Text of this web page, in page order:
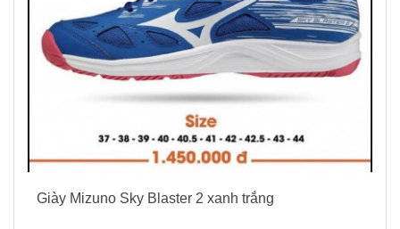
Giày Mizuno Sky Blaster 2 xanh trắng